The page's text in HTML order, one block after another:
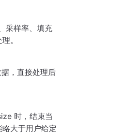
采样率、填充
。
，直接处理后
时，结束当
大于用户给定